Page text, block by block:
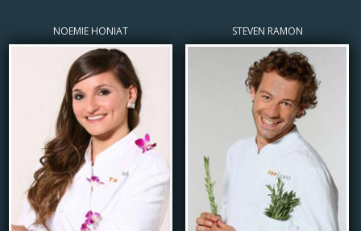
NOEMIE HONIAT STEVEN RAMON